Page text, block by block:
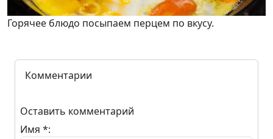
Горячее блюдо посыпаем перцем по вкусу.
Комментарии
Оставить комментарий
Имя *: